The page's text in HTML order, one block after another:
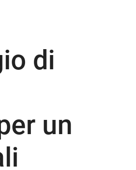
di
un